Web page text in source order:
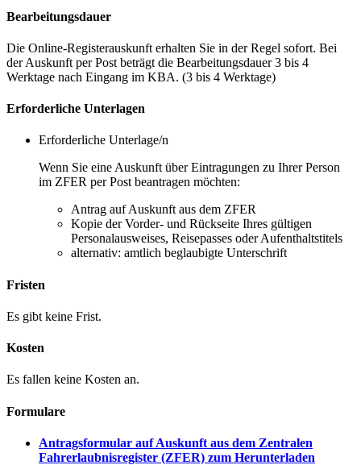
Bearbeitungsdauer
Die Online-Registerauskunft erhalten Sie in der Regel sofort. Bei
der Auskunft per Post beträgt die Bearbeitungsdauer 3 bis 4
Werktage nach Eingang im KBA. (3 bis 4 Werktage)
Erforderliche Unterlagen
Erforderliche Unterlage/n
Wenn Sie eine Auskunft über Eintragungen zu Ihrer Person
im ZFER per Post beantragen möchten:
Antrag auf Auskunft aus dem ZFER
Kopie der Vorder- und Rückseite Ihres gültigen
Personalausweises, Reisepasses oder Aufenthaltstitels
alternativ: amtlich beglaubigte Unterschrift
Fristen
Es gibt keine Frist.
Kosten
Es fallen keine Kosten an.
Formulare
Antragsformular auf Auskunft aus dem Zentralen
Fahrerlaubnisregister (ZFER) zum Herunterladen